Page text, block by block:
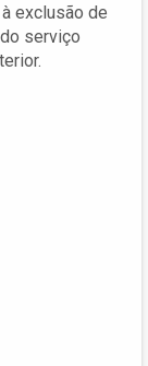
exclusão de
serviço